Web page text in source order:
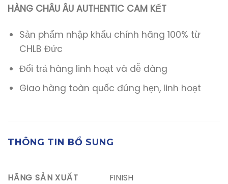
HÀNG CHÂU ÂU AUTHENTIC CAM KẾT
Sản phẩm nhập khẩu chính hãng 100% từ
CHLB Đức
Đổi trả hàng linh hoạt và dễ dàng
Giao hàng toàn quốc đúng hẹn, linh hoạt
THÔNG TIN BỔ SUNG
HÃNG SẢN XUẤT FINISH